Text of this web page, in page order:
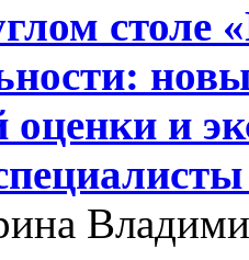
столе
оценки и